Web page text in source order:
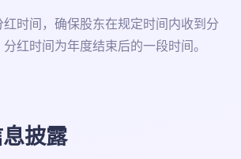
时间，确保股东在规定时间内收到分
红时间为年度结束后的一段时间。
披露